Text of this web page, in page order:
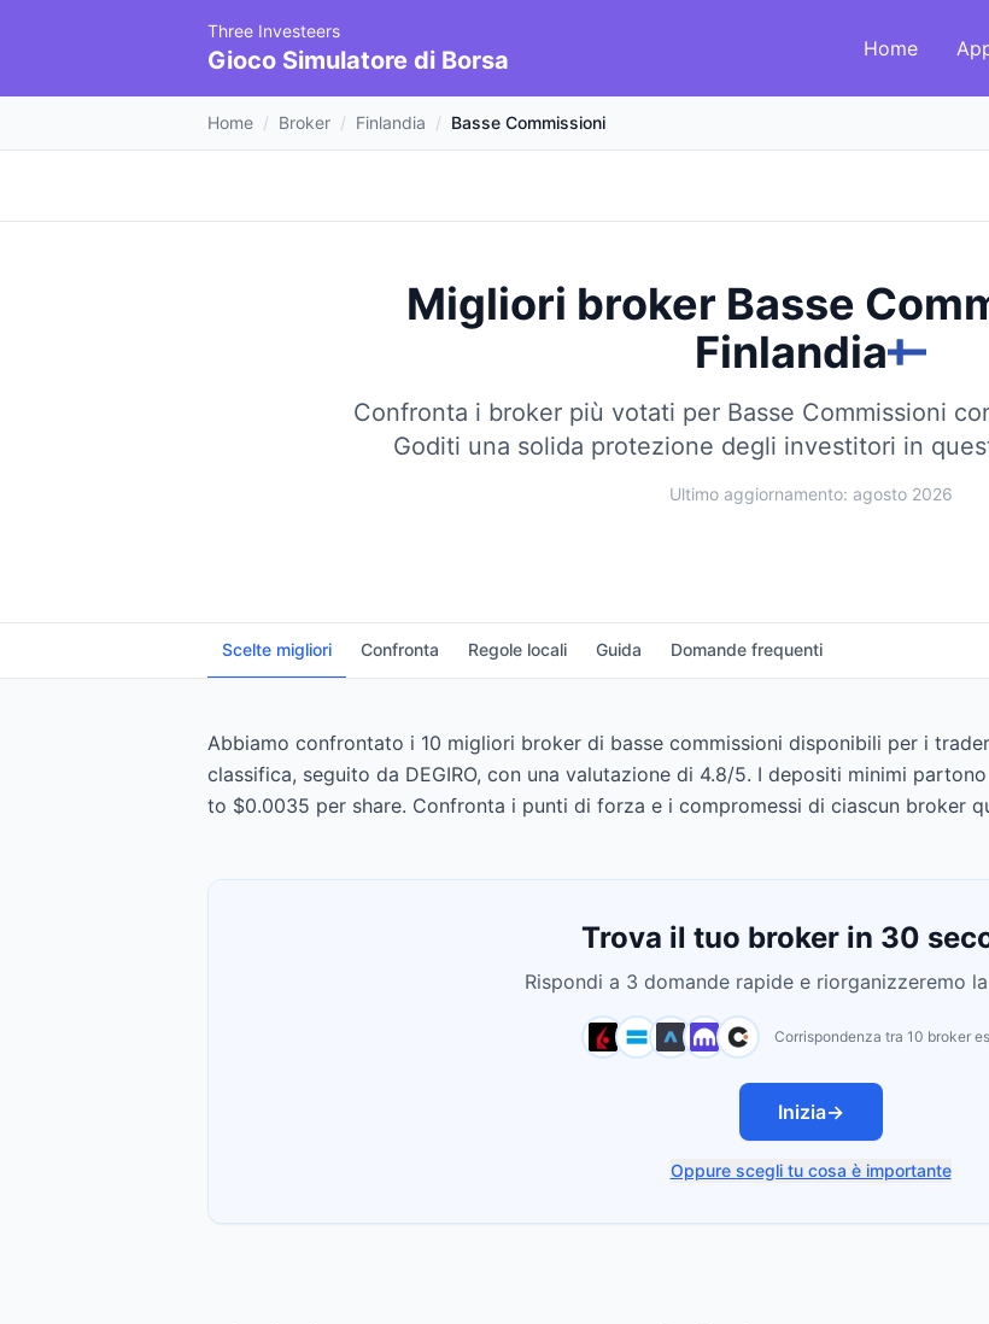
Three Investeers
Gioco Simulatore di Borsa Home
Home / Broker / Finlandia / Basse Commissioni
Migliori broker Basse
Finlandia
Confronta i broker più votati per Basse Commissioni
Goditi una solida protezione degli investitori in
Ultimo aggiornamento: agosto 2026
Scelte migliori Confronta Regole locali Guida Domande frequenti
Abbiamo confrontato i 10 migliori broker di basse commissioni disponibili per i
classifica, seguito da DEGIRO, con una valutazione di 4.8/5. I depositi minimi
to $0.0035 per share. Confronta i punti di forza e i compromessi di ciascun broker
Trova il tuo broker in 30
Rispondi a 3 domande rapide e riorganizzeremo
Corrispondenza tra 10 broker
Inizia→
Oppure scegli tu cosa è importante